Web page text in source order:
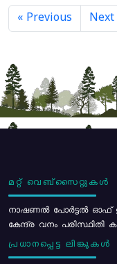
« Previous Next
മറ്റ് വെബ്സൈറ്റുകൾ
നാഷണൽ പോർട്ടൽ ഓഫ്
കേന്ദ്ര വനം
പ്രധാനപ്പെട്ട ലിങ്കുകൾ